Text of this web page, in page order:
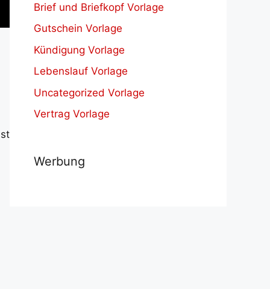
Brief und Briefkopf Vorlage
Gutschein Vorlage
Kündigung Vorlage
Lebenslauf Vorlage
Uncategorized Vorlage
Vertrag Vorlage
Werbung